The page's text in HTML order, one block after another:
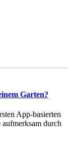
Garten?
App-basierten
durch